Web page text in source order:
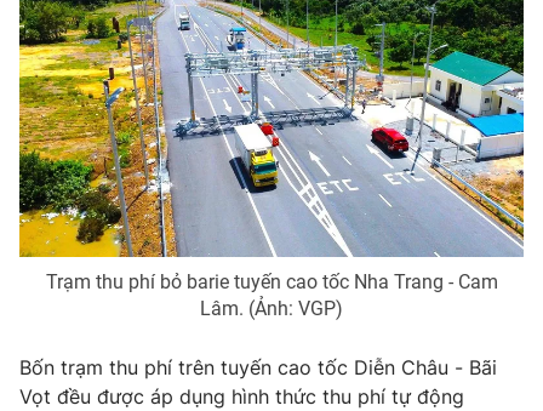
Emagazine Podcast
Photo Infographic
Video Shorts video
VTV Money VTV Thể thao
Bất động sản
Thị trường 24h Tấm lòng Việt
Trạm thu phí bỏ barie tuyến cao tốc Nha Trang - Cam
Lâm. (Ảnh: VGP)
Bốn trạm thu phí trên tuyến cao tốc Diễn Châu - Bãi
Vọt đều được áp dụng hình thức thu phí tự động